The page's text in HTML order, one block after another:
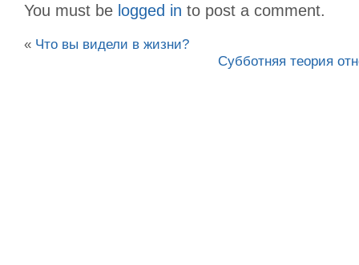
You must be logged in to post a comment.
« Что вы видели в жизни?
Субботняя теория